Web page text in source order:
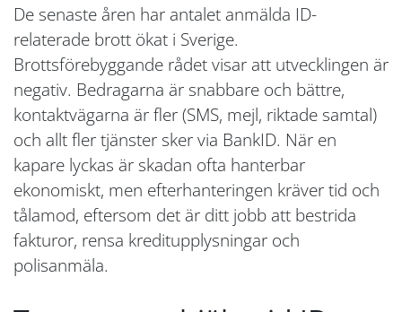
De senaste åren har antalet anmälda ID-
relaterade brott ökat i Sverige.
Brottsförebyggande rådet visar att utvecklingen är
negativ. Bedragarna är snabbare och bättre,
kontaktvägarna är fler (SMS, mejl, riktade samtal)
och allt fler tjänster sker via BankID. När en
kapare lyckas är skadan ofta hanterbar
ekonomiskt, men efterhanteringen kräver tid och
tålamod, eftersom det är ditt jobb att bestrida
fakturor, rensa kreditupplysningar och
polisanmäla.